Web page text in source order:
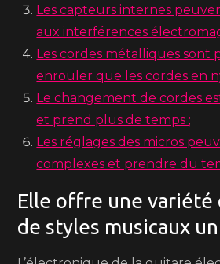
Les capteurs internes
aux interférences
Les cordes métalliques sont
enrouler que les cordes en
Le changement de cordes
et prend plus de temps ;
Les réglages des micros
complexes et prendre du
Elle offre une variété
de styles musicaux